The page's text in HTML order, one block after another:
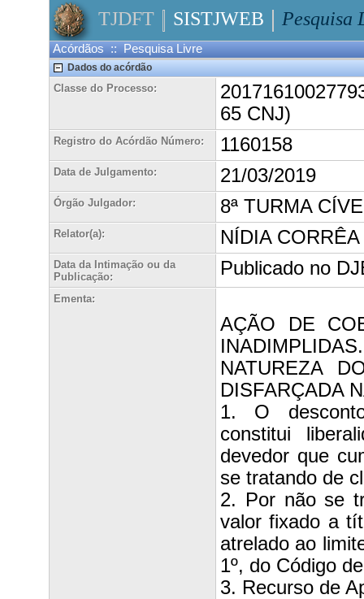
TJDFT SISTJWEB Pesquisa
Acórdãos :: Pesquisa Livre
Dados do acórdão
Classe do Processo:
65 CNJ)
Registro do Acórdão Número: 1160158
Data de Julgamento: 21/03/2019
Órgão Julgador: 8ª TURMA
Relator(a): NÍDIA
Data da Intimação ou da
Publicação:
Publicado no
Ementa:
AÇÃO DE
NATUREZA
DISFARÇADA
1. O
constitui
devedor que
se tratando de
2. Por não se
valor fixado a
atrelado ao
1º, do Código
3. Recurso de